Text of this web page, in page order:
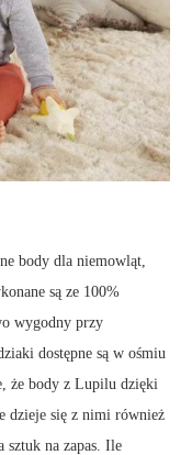
body dla niemowląt,
są ze 100%
wygodny przy
dostępne są w ośmiu
że body z Lupilu dzięki
dzieje się z nimi również
sztuk na zapas. Ile